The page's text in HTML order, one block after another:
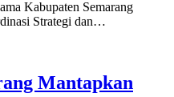
Kabupaten Semarang
Strategi dan…
Mantapkan